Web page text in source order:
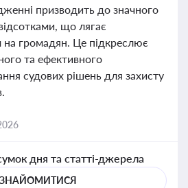
призводить до значного
що лягає
на громадян. Це підкреслює
та ефективного
судових рішень для захисту
дня та статті-джерела